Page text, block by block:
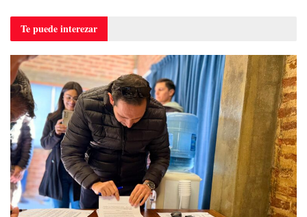
Te puedeinterezar